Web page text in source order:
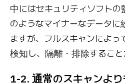
中にはセキュリティソフトの
のようなマイナーなデータに
ますが、フルスキャンによ
検知し、隔離・排除すること
1-2. 通常のスキャンよ